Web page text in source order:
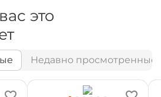
это
Недавно просмотренные